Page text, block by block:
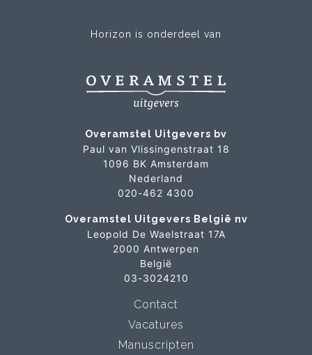
Horizon is onderdeel van
Overamstel Uitgevers bv
Paul van Vlissingenstraat 18
1096 BK Amsterdam
Nederland
020-462 4300
Overamstel Uitgevers België nv
Leopold De Waelstraat 17A
2000 Antwerpen
België
03-3024210
Contact
Vacatures
Manuscripten